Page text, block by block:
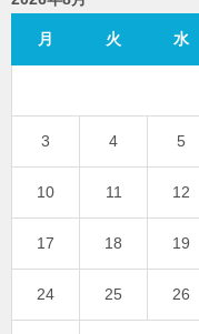
月 火 水
3 4 5
10 11 12
17 18 19
24 25 26